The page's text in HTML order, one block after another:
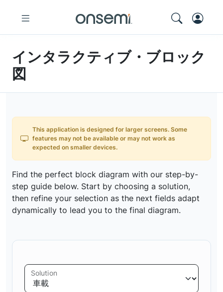
インタラクティブ・ブロック
図
This application is designed for larger screens. Some
features may not be available or may not work as
expected on smaller devices.
Find the perfect block diagram with our step-by-
step guide below. Start by choosing a solution,
then refine your selection as the next fields adapt
dynamically to lead you to the final diagram.
Solution